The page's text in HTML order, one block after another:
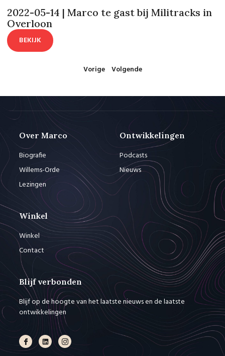
2022-05-14 | Marco te gast bij Militracks in
Overloon
BEKIJK
Vorige Volgende
Over Marco
Biografie
Willems-Orde
Lezingen
Ontwikkelingen
Podcasts
Nieuws
Winkel
Winkel
Contact
Blijf verbonden
Blijf op de hoogte van het laatste nieuws en de laatste
ontwikkelingen